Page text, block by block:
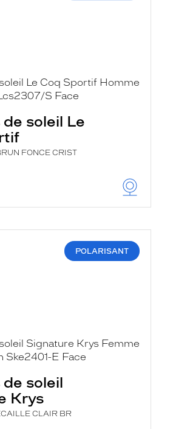
soleil Le
FONCE CRIST
POLARISANT
soleil
Krys
CLAIR BR